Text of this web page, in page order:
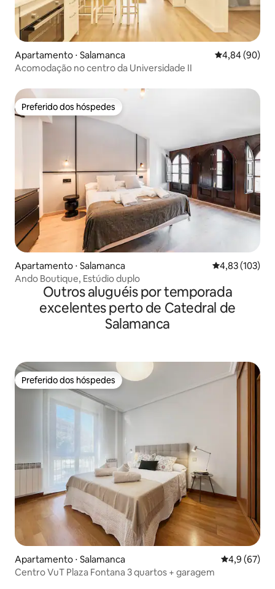
Apartamento ⋅ Salamanca 4,84 de uma
4,84 (90)
Acomodação no centro da Universidade II
Preferido dos hóspedes
Preferido dos hóspedes
Apartamento ⋅ Salamanca 4,83 de uma
4,83 (103)
Ando Boutique, Estúdio duplo
Outros aluguéis por temporada
excelentes perto de Catedral de
Salamanca
Preferido dos hóspedes
Preferido dos hóspedes
Apartamento ⋅ Salamanca 4,9 de uma
4,9 (67)
Centro VuT Plaza Fontana 3 quartos + garagem